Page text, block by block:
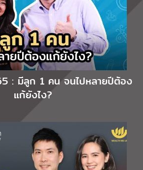
: มีลูก 1 คน จนไปหลายปีต้อง
แก้ยังไง?